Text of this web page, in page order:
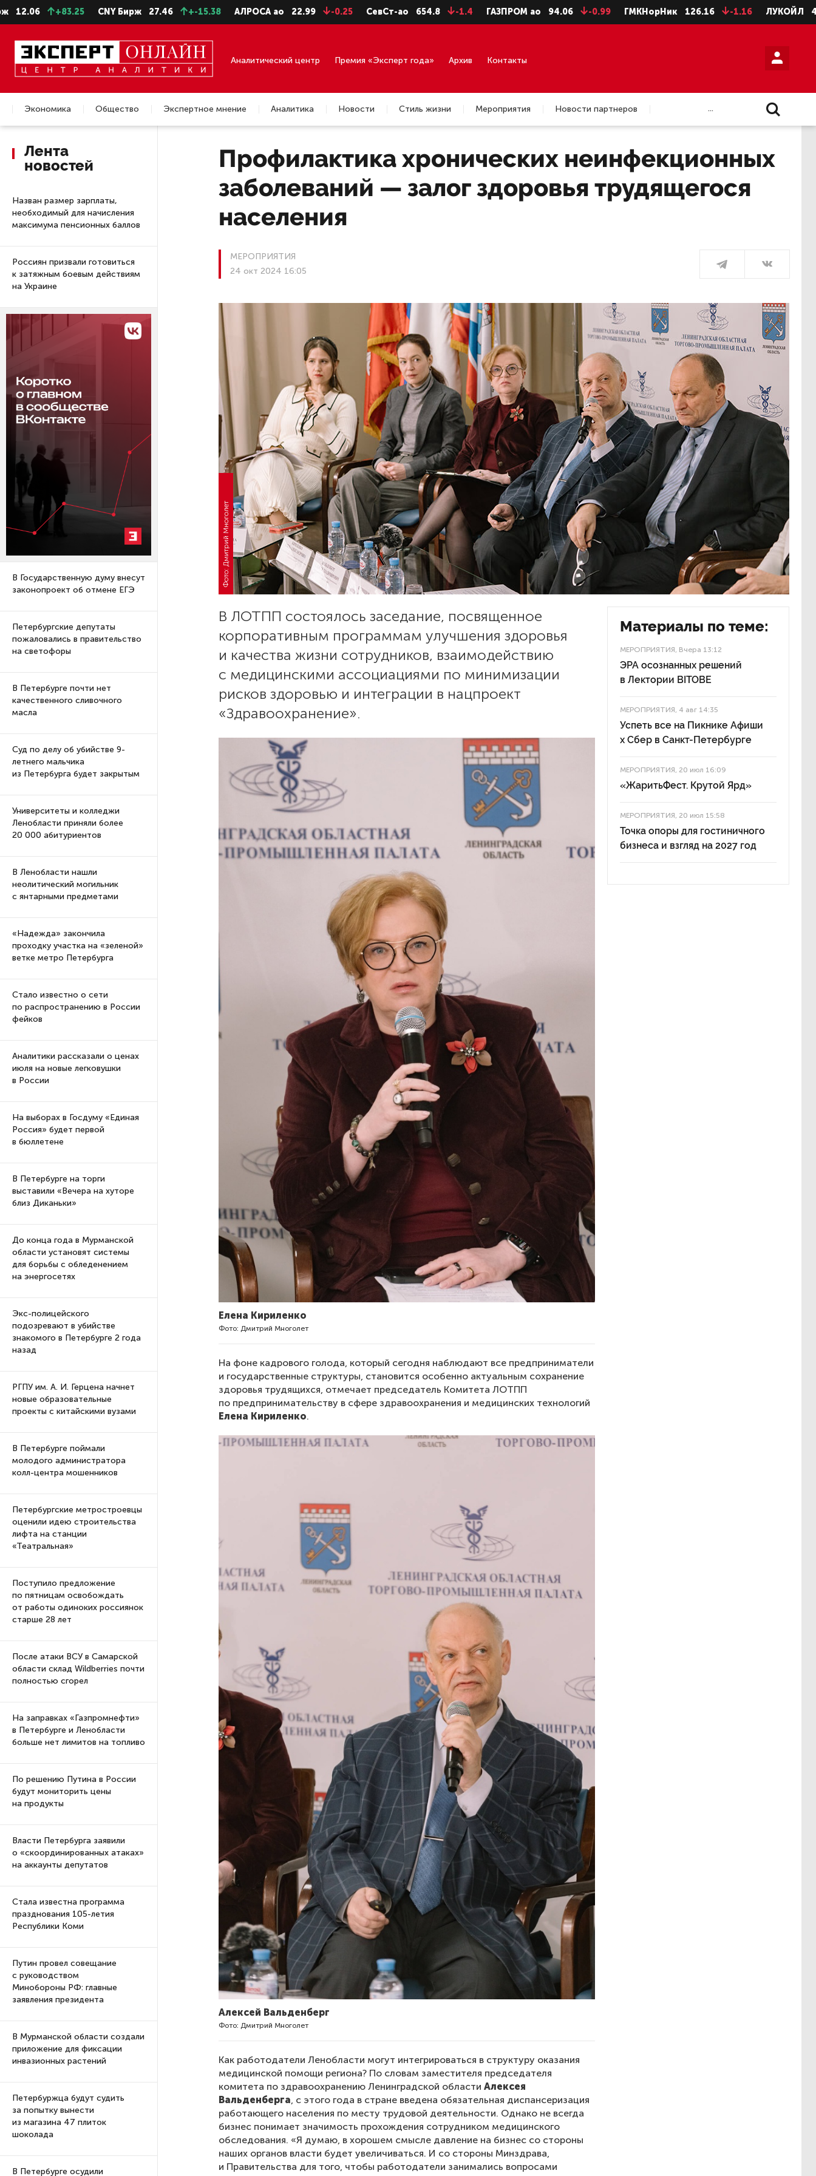
+83.25 CNY Бирж 27.46 +-15.38 АЛРОСА ао 22.99 -0.25 СевСт-ао 654.8 -1.4 ГАЗПРОМ ао 94.06 -0.99 ГМКНорНик 126.16 -1.16 ЛУКОЙЛ 4624 -8
Аналитический центр Премия «Эксперт года» Архив Контакты
Экономика Общество Экспертное мнение Аналитика Новости Стиль жизни Мероприятия
Новости партнеров
Недвижимость
...
Лента
новостей
Назван размер зарплаты,
необходимый для начисления
максимума пенсионных баллов
Россиян призвали готовиться
к затяжным боевым действиям
на Украине
В Государственную думу внесут
законопроект об отмене ЕГЭ
Петербургские депутаты
пожаловались в правительство
на светофоры
В Петербурге почти нет
качественного сливочного
масла
Суд по делу об убийстве 9-
летнего мальчика
из Петербурга будет закрытым
Университеты и колледжи
Ленобласти приняли более
20 000 абитуриентов
В Ленобласти нашли
неолитический могильник
с янтарными предметами
«Надежда» закончила
проходку участка на «зеленой»
ветке метро Петербурга
Стало известно о сети
по распространению в России
фейков
Аналитики рассказали о ценах
июля на новые легковушки
в России
На выборах в Госдуму «Единая
Россия» будет первой
в бюллетене
В Петербурге на торги
выставили «Вечера на хуторе
близ Диканьки»
До конца года в Мурманской
области установят системы
для борьбы с обледенением
на энергосетях
Экс-полицейского
подозревают в убийстве
знакомого в Петербурге 2 года
назад
РГПУ им. А. И. Герцена начнет
новые образовательные
проекты с китайскими вузами
В Петербурге поймали
молодого администратора
колл-центра мошенников
Петербургские метростроевцы
оценили идею строительства
лифта на станции
«Театральная»
Поступило предложение
по пятницам освобождать
от работы одиноких россиянок
старше 28 лет
После атаки ВСУ в Самарской
области склад Wildberries почти
полностью сгорел
На заправках «Газпромнефти»
в Петербурге и Ленобласти
больше нет лимитов на топливо
По решению Путина в России
будут мониторить цены
на продукты
Власти Петербурга заявили
о «скоординированных атаках»
на аккаунты депутатов
Стала известна программа
празднования 105-летия
Республики Коми
Путин провел совещание
с руководством
Минобороны РФ: главные
заявления президента
В Мурманской области создали
приложение для фиксации
инвазионных растений
Петербуржца будут судить
за попытку вынести
из магазина 47 плиток
шоколада
В Петербурге осудили
Профилактика хронических неинфекционных
заболеваний — залог здоровья трудящегося
населения
МЕРОПРИЯТИЯ
24 окт 2024 16:05
Фото: Дмитрий Многолет
В ЛОТПП состоялось заседание, посвященное
корпоративным программам улучшения здоровья
и качества жизни сотрудников, взаимодействию
с медицинскими ассоциациями по минимизации
рисков здоровью и интеграции в нацпроект
«Здравоохранение».
Елена Кириленко
Фото: Дмитрий Многолет
На фоне кадрового голода, который сегодня наблюдают все предприниматели
и государственные структуры, становится особенно актуальным сохранение
здоровья трудящихся, отмечает председатель Комитета ЛОТПП
по предпринимательству в сфере здравоохранения и медицинских технологий
Елена Кириленко.
Алексей Вальденберг
Фото: Дмитрий Многолет
Как работодатели Ленобласти могут интегрироваться в структуру оказания
медицинской помощи региона? По словам заместителя председателя
комитета по здравоохранению Ленинградской области Алексея
Вальденберга, с этого года в стране введена обязательная диспансеризация
работающего населения по месту трудовой деятельности. Однако не всегда
бизнес понимает значимость прохождения сотрудником медицинского
обследования. «Я думаю, в хорошем смысле давление на бизнес со стороны
наших органов власти будет увеличиваться. И со стороны Минздрава,
и Правительства для того, чтобы работодатели занимались вопросами
Материалы по теме:
МЕРОПРИЯТИЯ, Вчера 13:12
ЭРА осознанных решений
в Лектории BITOBE
МЕРОПРИЯТИЯ, 4 авг 14:35
Успеть все на Пикнике Афиши
x Сбер в Санкт-Петербурге
МЕРОПРИЯТИЯ, 20 июл 16:09
«ЖаритьФест. Крутой Ярд»
МЕРОПРИЯТИЯ, 20 июл 15:58
Точка опоры для гостиничного
бизнеса и взгляд на 2027 год